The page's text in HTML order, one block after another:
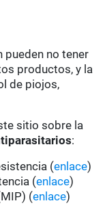
no tener
productos, y la
de piojos,
sitio sobre la
:
(enlace)
(enlace)
(enlace)